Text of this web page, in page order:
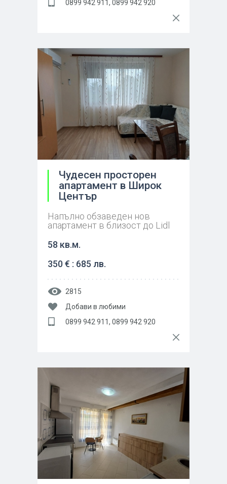
0899 942 911, 0899 942 920
Чудесен просторен
апартамент в Широк
Център
Напълно обзаведен нов
апартамент в близост до Lidl
58 кв.м.
350 € : 685 лв.
2815
Добави в любими
0899 942 911, 0899 942 920